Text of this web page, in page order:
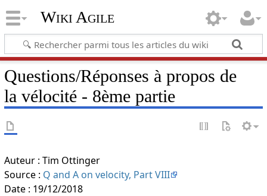
Wiki Agile
Questions/Réponses à propos de
la vélocité - 8ème partie
Auteur : Tim Ottinger
Source : Q and A on velocity, Part VIII
Date : 19/12/2018